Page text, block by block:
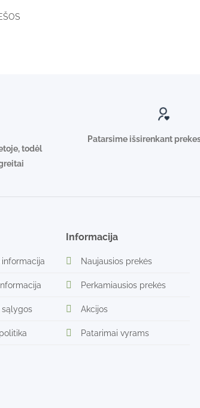
todėl
Patarsime išsirenkant
sąlygos
Informacija
Naujausios prekės
Perkamiausios prekės
Akcijos
Patarimai vyrams